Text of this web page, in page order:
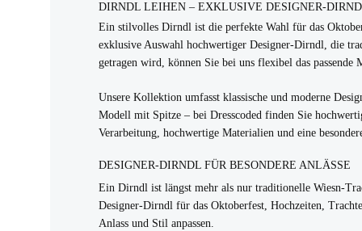
DIRNDL LEIHEN – EXKLUSIVE DESIGNER-
Ein stilvolles Dirndl ist die perfekte Wahl für das
exklusive Auswahl hochwertiger Designer-Dirndl, die
getragen wird, können Sie bei uns flexibel das
Unsere Kollektion umfasst klassische und moderne
Modell mit Spitze – bei Dresscoded finden Sie
Verarbeitung, hochwertige Materialien und eine
DESIGNER-DIRNDL FÜR BESONDERE ANLÄSSE
Ein Dirndl ist längst mehr als nur traditionelle Wiesn-
Designer-Dirndl für das Oktoberfest, Hochzeiten,
Anlass und Stil anpassen.